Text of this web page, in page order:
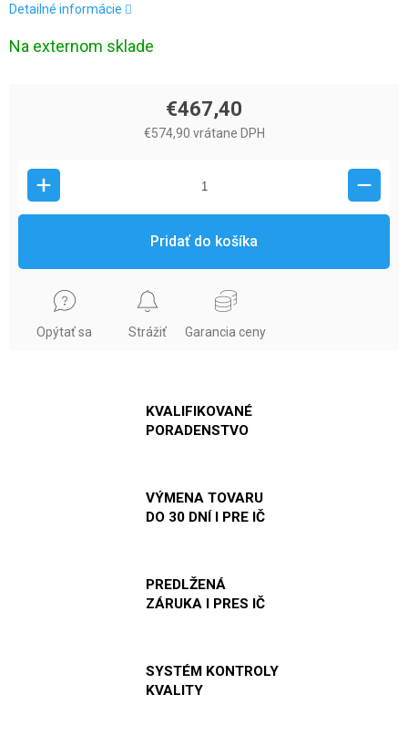
Detailné informácie
Na externom sklade
€467,40
€574,90 vrátane DPH
Pridať do košíka
Opýtať sa Strážiť Garancia ceny
KVALIFIKOVANÉ
PORADENSTVO
VÝMENA TOVARU
DO 30 DNÍ I PRE IČ
PREDLŽENÁ
ZÁRUKA I PRES IČ
SYSTÉM KONTROLY
KVALITY